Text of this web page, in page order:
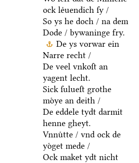
ock leͤuendich ſy /
So ys he doch / na dem
Dode / bywaninge fry.
De ys vorwar ein
Narre recht /
De veel vnkoſt an
yagent lecht.
Sick ſulueſt grothe
moͤye an deith /
De eddele tydt darmit
henne gheyt.
Vnnuͤtte / vnd ock de
yoͤget mede /
Ock maket ydt nicht